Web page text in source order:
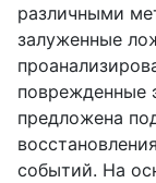
различными
залуженные
поврежденные
предложена
событий. На